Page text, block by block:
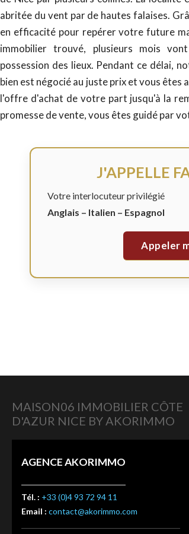
abritée du vent par de hautes falaises.
en efficacité pour repérer votre future
immobilier trouvé, plusieurs mois
possession des lieux. Pendant ce délai,
bien est négocié au juste prix et vous
l'offre d'achat de votre part jusqu'à la
promesse de vente, vous êtes guidé par
J'APPELLE
Votre interlocuteur privilégié
Anglais – Italien – Espagnol
Appeler
MAISON06 IMMOBILIER CÔTE
D'AZUR NICE BY AKORIMMO
AGENCE AKORIMMO
Tél. : +33 (0)4 93 72 94 11
Email : contact@akorimmo.com